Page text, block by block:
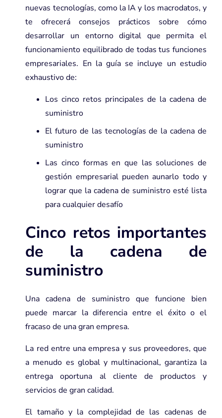
nuevas tecnologías, como la IA y los macrodatos, y
te ofrecerá consejos prácticos sobre cómo
desarrollar un entorno digital que permita el
funcionamiento equilibrado de todas tus funciones
empresariales. En la guía se incluye un estudio
exhaustivo de:
Los cinco retos principales de la cadena de
suministro
El futuro de las tecnologías de la cadena de
suministro
Las cinco formas en que las soluciones de
gestión empresarial pueden aunarlo todo y
lograr que la cadena de suministro esté lista
para cualquier desafío
Cinco retos importantes
de la cadena de
suministro
Una cadena de suministro que funcione bien
puede marcar la diferencia entre el éxito o el
fracaso de una gran empresa.
La red entre una empresa y sus proveedores, que
a menudo es global y multinacional, garantiza la
entrega oportuna al cliente de productos y
servicios de gran calidad.
El tamaño y la complejidad de las cadenas de